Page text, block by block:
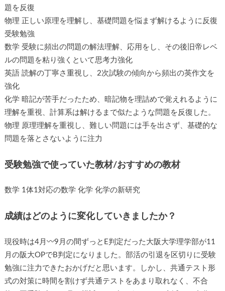
題を反復
物理 正しい原理を理解し、基礎問題を悩まず解けるように反復
受験勉強
数学 受験に頻出の問題の解法理解、応用をし、その後旧帝レベ
ルの問題を粘り強くといて思考力強化
英語 読解の丁寧さ重視し、2次試験の傾向から頻出の英作文を
強化
化学 暗記が苦手だったため、暗記物を理詰めで覚えれるように
理解を重視、計算系は解けるまで似たような問題を反復した。
物理 原理理解を重視し、難しい問題には手を出さず、基礎的な
問題を落とさないように注力
受験勉強で使っていた教材/おすすめの教材
数学 1体1対応の数学 化学 化学の新研究
成績はどのように変化していきましたか？
現役時は4月〰️9月の間ずっとE判定だった大阪大学理学部が11
月の阪大OPでB判定になりました。部活の引退を区切りに受験
勉強に注力できたおかげだと思います。しかし、共通テスト形
式の対策に時間を割けず共通テストをあまり取れなく、不合